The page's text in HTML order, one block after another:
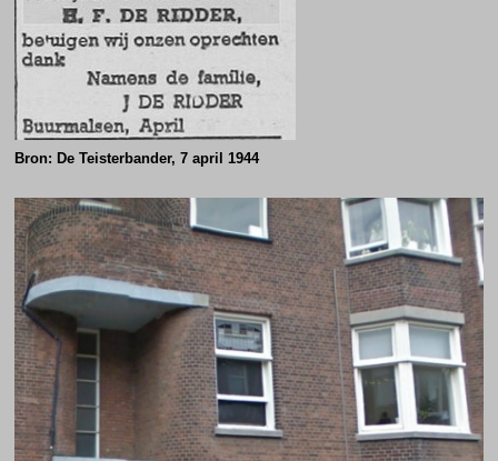
Bron: De Teisterbander, 7 april 1944